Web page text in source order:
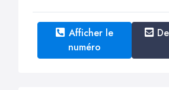
Afficher le
numéro